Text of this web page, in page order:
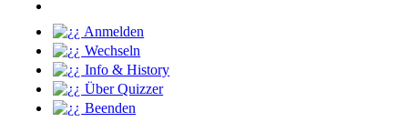
Anmelden
Wechseln
Info & History
Über Quizzer
Beenden